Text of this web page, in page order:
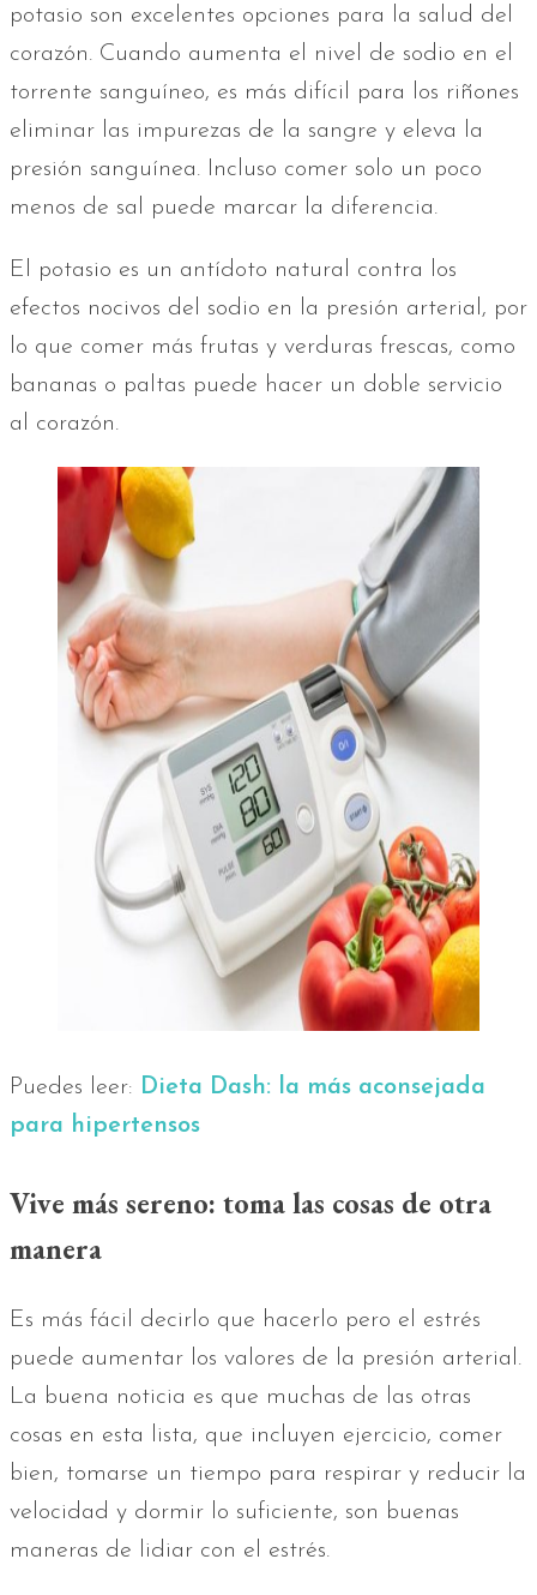
potasio son excelentes opciones para la salud del
corazón. Cuando aumenta el nivel de sodio en el
torrente sanguíneo, es más difícil para los riñones
eliminar las impurezas de la sangre y eleva la
presión sanguínea. Incluso comer solo un poco
menos de sal puede marcar la diferencia.
El potasio es un antídoto natural contra los
efectos nocivos del sodio en la presión arterial, por
lo que comer más frutas y verduras frescas, como
bananas o paltas puede hacer un doble servicio
al corazón.
Puedes leer: Dieta Dash: la más aconsejada
para hipertensos
Vive más sereno: toma las cosas de otra
manera
Es más fácil decirlo que hacerlo pero el estrés
puede aumentar los valores de la presión arterial.
La buena noticia es que muchas de las otras
cosas en esta lista, que incluyen ejercicio, comer
bien, tomarse un tiempo para respirar y reducir la
velocidad y dormir lo suficiente, son buenas
maneras de lidiar con el estrés.